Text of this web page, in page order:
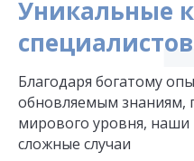
Уникальные
специалистов
Благодаря богатому
обновляемым знаниям,
мирового уровня,
сложные случаи